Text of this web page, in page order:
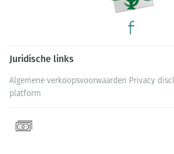
Juridische links
Algemene verkoopsvoorwaarden Privacy
platform